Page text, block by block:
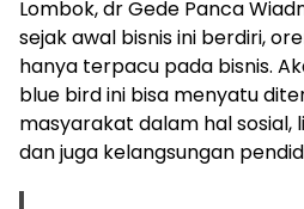
Lombok, dr Gede Panca
sejak awal bisnis ini berdiri,
hanya terpacu pada bisnis.
blue bird ini bisa menyatu
masyarakat dalam hal sosial,
dan juga kelangsungan